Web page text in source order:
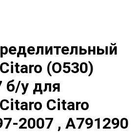
(O530)
б/у для
Citaro
2007 , A791290